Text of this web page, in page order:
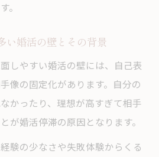
の自己診断チェック
使える自己診断チェックリス
役立つ結婚相談所の自己分析
カウンセラーが勧める自己評
。
い婚活の壁とその背景
しやすい婚活の壁には、自己表
像の固定化があります。自分の
かったり、理想が高すぎて相手
が婚活停滞の原因となります。
験の少なさや失敗体験からくる